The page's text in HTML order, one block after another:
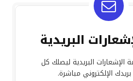
البريدية
البريدية ليصلك كل
الإلكتروني مباشرة.